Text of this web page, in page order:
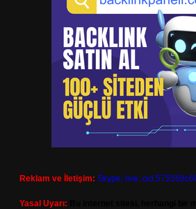
Reklam ve İletişim: Skype:
Yasal Uyarı: